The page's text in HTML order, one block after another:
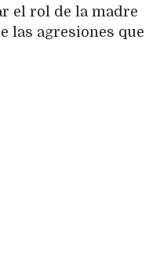
el rol de la madre
las agresiones que